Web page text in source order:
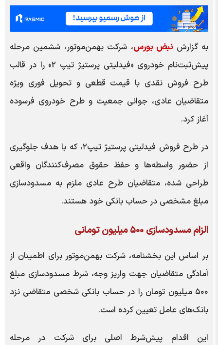
به گزارشنبض بورس، شرکت بهمن‌موتور، ششمین مرحله
پیش‌ثبت‌نام خودروی «فیدلیتی پرستیژ تیپ 2» را در قالب
طرح فروش نقدی با قیمت قطعی و تحویل فوری ویژه
متقاضیان عادی، جوانی جمعیت و طرح خودروی فرسوده
آغاز کرد.
در طرح فروش فیدلیتی پرستیژ تیپ۲، که با هدف جلوگیری
از حضور واسطه‌ها و حفظ حقوق مصرف‌کنندگان واقعی
طراحی شده، متقاضیان طرح عادی ملزم به مسدودسازی
مبلغ مشخصی در حساب بانکی خود هستند.
الزام مسدودسازی ۵۰۰ میلیون تومانی
بر اساس این بخشنامه، شرکت بهمن‌موتور برای اطمینان از
آمادگی متقاضیان جهت واریز وجه، شرط مسدودسازی مبلغ
۵۰۰ میلیون تومان را در حساب بانکی شخصی متقاضی نزد
بانک‌های عامل تعیین کرده است.
این اقدام پیش‌شرط اصلی برای شرکت در مرحله